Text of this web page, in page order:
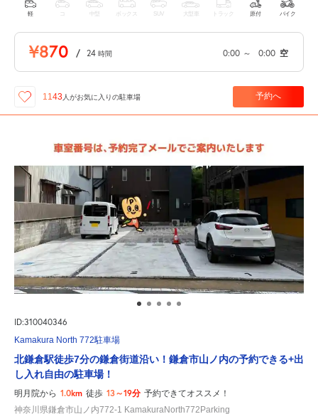
軽 中型 ボックス SUV 大型車 トラック 原付 バイク
¥870 / 24 時間 0:00 ～ 0:00 空
1143 人がお気に入りの駐車場 予約へ
ID:310040346
Kamakura North 772駐車場
北鎌倉駅徒歩7分の鎌倉街道沿い！鎌倉市山ノ内の予約できる+出
し入れ自由の駐車場！
明月院から 1.0km 徒歩 13～19分 予約できてオススメ！
神奈川県鎌倉市山ノ内772-1 KamakuraNorth772Parking